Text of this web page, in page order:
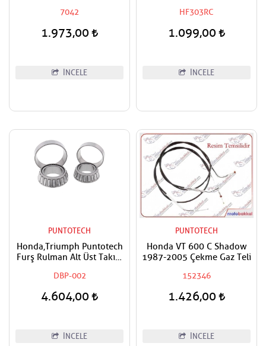
Classic Uyumlu Vicma Ön
7042
1.973,00
İNCELE
HF303RC
1.099,00
İNCELE
PUNTOTECH
Honda,Triumph Puntotech
Furş Rulman Alt Üst Takım
DBP-002
4.604,00
İNCELE
PUNTOTECH
Honda VT 600 C Shadow
1987-2005 Çekme Gaz Teli
152346
1.426,00
İNCELE